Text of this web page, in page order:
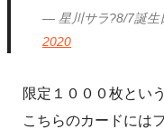
— 星川サラ?8/7誕生
2020
限定１０００枚とい
こちらのカードには